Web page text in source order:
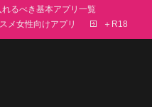
れるべき基本アプリ一覧
メ女性向けアプリ ＋R18